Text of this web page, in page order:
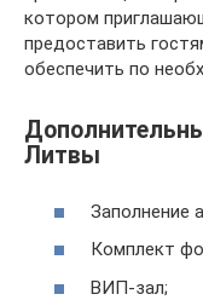
котором
предоставить
обеспечить по
Литвы
Заполнение
Комплект
ВИП-зал;